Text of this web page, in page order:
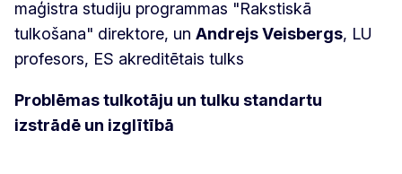
maģistra studiju programmas "Rakstiskā
tulkošana" direktore, un Andrejs Veisbergs, LU
profesors, ES akreditētais tulks
Problēmas tulkotāju un tulku standartu
izstrādē un izglītībā